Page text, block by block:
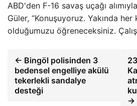
ABD'den F-16 savaş uçağı
Güler, “Konuşuyoruz. Yakında
olduğumuzu öğreneceksiniz.
← Bingöl polisinden 3
bedensel engelliye akülü
tekerlekli sandalye
desteği
→